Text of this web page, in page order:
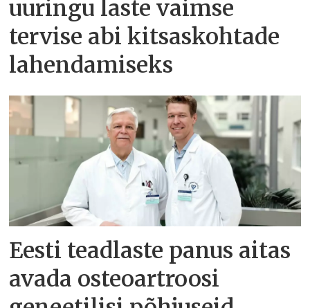
uuringu laste vaimse
tervise abi kitsaskohtade
lahendamiseks
Eesti teadlaste panus aitas
avada osteoartroosi